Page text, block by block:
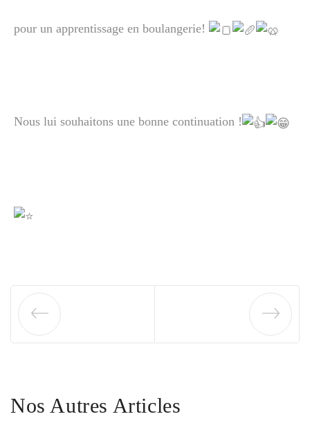
pour un apprentissage en boulangerie!
Nous lui souhaitons une bonne continuation !
Nos Autres Articles